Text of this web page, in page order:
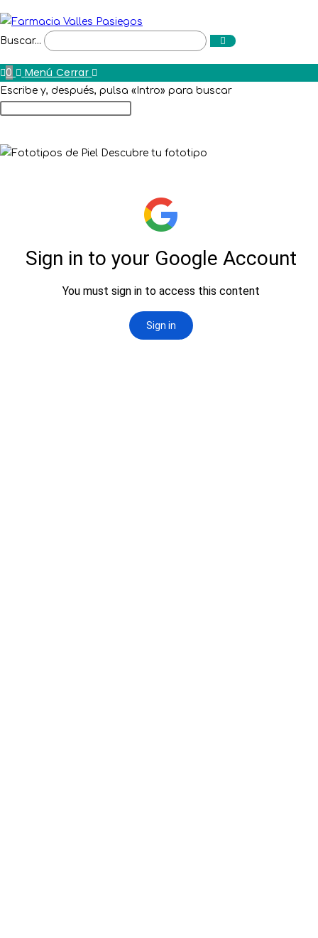
al
contenido
Buscar...
Enviar
búsqueda
0 Menú Cerrar
Escribe y, después, pulsa «Intro» para buscar